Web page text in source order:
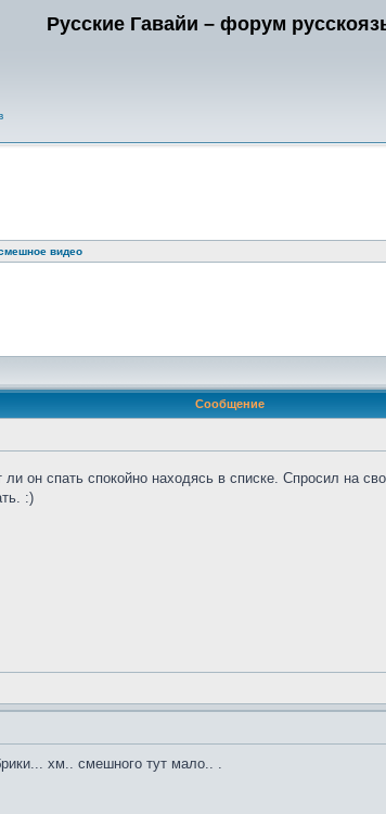
Русские Гавайи – форум
видео
Сообщение
он спать спокойно находясь в списке. Спросил на
:)
хм.. смешного тут мало.. .